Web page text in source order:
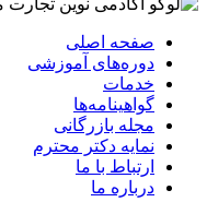
صفحه اصلی
دوره‌های آموزشی
خدمات
گواهینامه‌ها
مجله بازرگانی
نمایه دکتر محترم
ارتباط با ما
درباره ما